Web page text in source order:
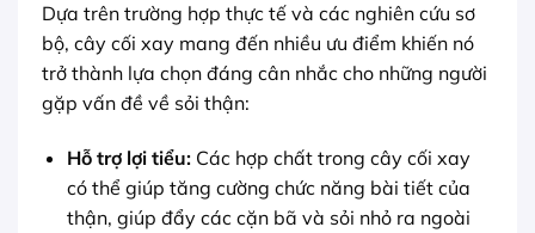
Dựa trên trường hợp thực tế và các nghiên cứu sơ
bộ, cây cối xay mang đến nhiều ưu điểm khiến nó
trở thành lựa chọn đáng cân nhắc cho những người
gặp vấn đề về sỏi thận:
Hỗ trợ lợi tiểu:Các hợp chất trong cây cối xay
có thể giúp tăng cường chức năng bài tiết của
thận, giúp đẩy các cặn bã và sỏi nhỏ ra ngoài